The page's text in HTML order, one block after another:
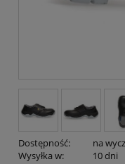
Dostępność:
na
Wysyłka w:
10 dni